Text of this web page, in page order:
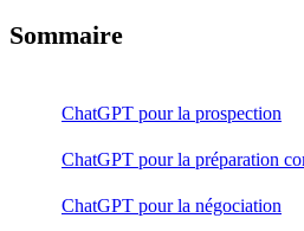
Sommaire
ChatGPT pour la prospection
ChatGPT pour la préparation
ChatGPT pour la négociation